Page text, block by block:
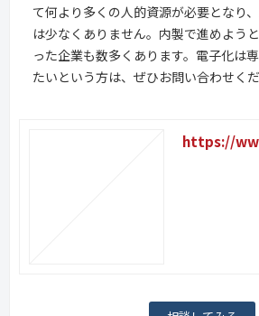
て何より多くの人的資源が必要となり
は少なくありません。内製で進めよう
った企業も数多くあります。電子化は
たいという方は、ぜひお問い合わせく
https://